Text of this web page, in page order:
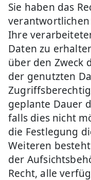
Sie haben das
Ihre
Daten zu
über den Zweck
der genutzten
geplante Dauer
falls dies nicht
die Festlegung
Weiteren
der
Recht, alle